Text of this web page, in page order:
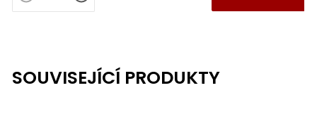
SOUVISEJÍCÍ PRODUKTY